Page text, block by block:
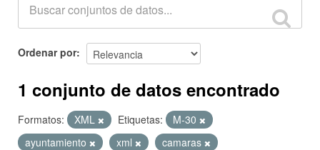
Ordenar por
1 conjunto de datos encontrado
Formatos: XML Etiquetas:
M-30
ayuntamiento
xml
camaras